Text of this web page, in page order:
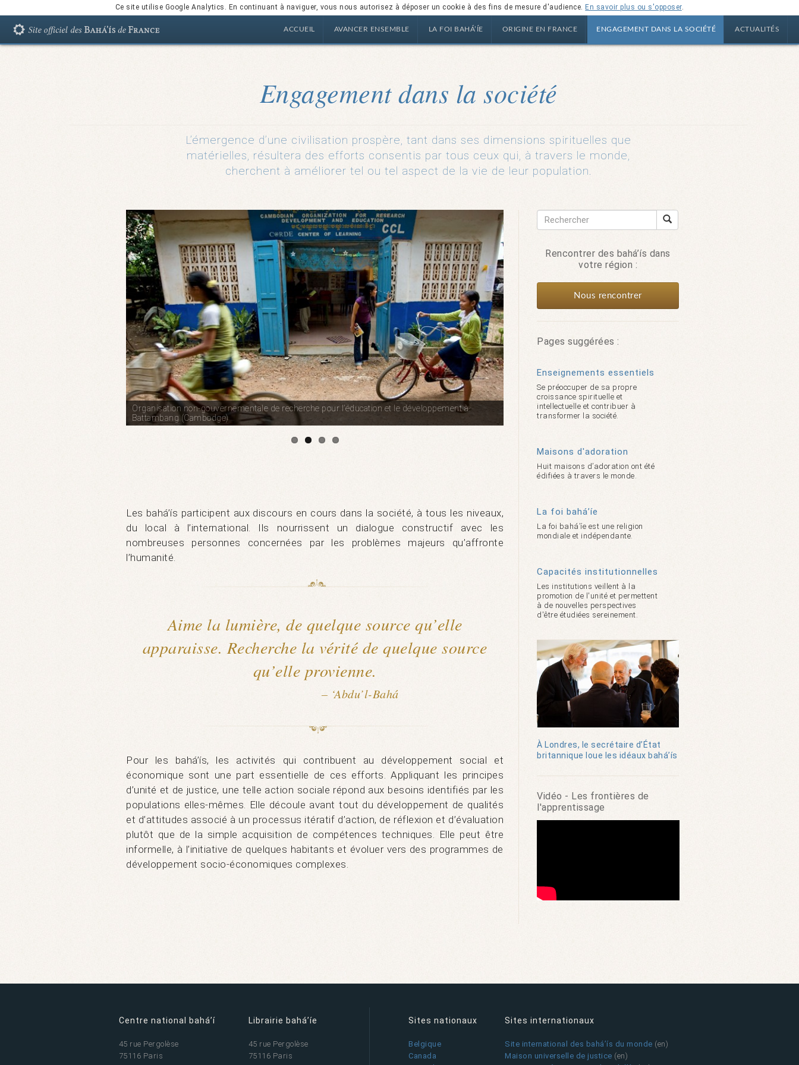
Ce site utilise Google Analytics. En continuant à naviguer, vous nous autorisez à déposer un cookie à des fins de mesure d'audience. En savoir plus ou s'opposer.
ACCUEIL AVANCER ENSEMBLE LA FOI BAHÁ’ÍE ORIGINE EN FRANCE ENGAGEMENT DANS LA SOCIÉTÉ ACTUALITÉS
Engagement dans la société
L’émergence d’une civilisation prospère, tant dans ses dimensions spirituelles que
matérielles, résultera des efforts consentis par tous ceux qui, à travers le monde,
cherchent à améliorer tel ou tel aspect de la vie de leur population.
Organisation non-gouvernementale de recherche pour l’éducation et le développement à
Battambang (Cambodge)
Les bahá’ís participent aux discours en cours dans la société, à tous les niveaux,
du local à l’international. Ils nourrissent un dialogue constructif avec les
nombreuses personnes concernées par les problèmes majeurs qu’affronte
l’humanité.
Aime la lumière, de quelque source qu’elle
apparaisse. Recherche la vérité de quelque source
qu’elle provienne.
– ‘Abdu’l-Bahá
Pour les bahá’ís, les activités qui contribuent au développement social et
économique sont une part essentielle de ces efforts. Appliquant les principes
d’unité et de justice, une telle action sociale répond aux besoins identifiés par les
populations elles-mêmes. Elle découle avant tout du développement de qualités
et d’attitudes associé à un processus itératif d’action, de réflexion et d’évaluation
plutôt que de la simple acquisition de compétences techniques. Elle peut être
informelle, à l’initiative de quelques habitants et évoluer vers des programmes de
développement socio-économiques complexes.
Rencontrer des bahá’ís dans
votre région :
Nous rencontrer
Pages suggérées :
Enseignements essentiels
Se préoccuper de sa propre
croissance spirituelle et
intellectuelle et contribuer à
transformer la société.
Maisons d'adoration
Huit maisons d’adoration ont été
édifiées à travers le monde.
La foi bahá’íe
La foi bahá’íe est une religion
mondiale et indépendante.
Capacités institutionnelles
Les institutions veillent à la
promotion de l'unité et permettent
à de nouvelles perspectives
d'être étudiées sereinement.
À Londres, le secrétaire d’État
britannique loue les idéaux bahá’ís
Vidéo - Les frontières de
l'apprentissage
Centre national bahá’í
45 rue Pergolèse
75116 Paris
Librairie bahá’íe
45 rue Pergolèse
75116 Paris
Sites nationaux
Belgique
Canada
Sites internationaux
Site international des bahá’ís du monde (en)
Maison universelle de justice (en)